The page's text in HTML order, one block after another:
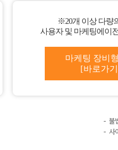
※20개 이상 다량
사용자 및 마케팅에이
마케팅 장비
[바로가
불
사